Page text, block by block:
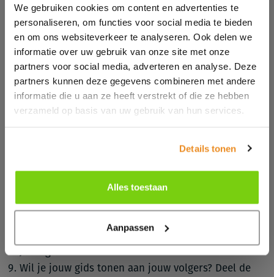
We gebruiken cookies om content en advertenties te
personaliseren, om functies voor social media te bieden
en om ons websiteverkeer te analyseren. Ook delen we
informatie over uw gebruik van onze site met onze
partners voor social media, adverteren en analyse. Deze
partners kunnen deze gegevens combineren met andere
informatie die u aan ze heeft verstrekt of die ze hebben
verzameld op basis van uw gebruik van hun services.
Details tonen
Alles toestaan
Aanpassen
Het gebruik van Instagram Guides
Volg onderstaande stappen voor het aanmaken van
een Instagram Gids.
Ga naar jouw Instagram profiel.
Klik op het plusje (+) rechtsboven op het scherm.
Klik de optie ‘Gids’ aan.
Selecteer de berichten die jij in de gids wilt
plaatsen en klik op volgende.
Geef jouw gids een titel en kies een omslagfoto.
Wil je jouw gids tonen aan jouw volgers? Deel de